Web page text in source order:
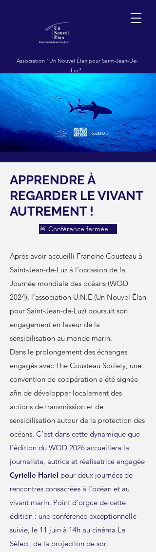
Association "Un Nouvel Élan pour Saint-Jean-De-
Luz"
APPRENDRE À
REGARDER LE VIVANT
AUTREMENT !
🚨 Conférence fermée
Après avoir accueilli Francine Cousteau à
Saint-Jean-de-Luz à l’occasion de la
Journée mondiale des océans (WOD
2024), l’association U.N.É (Un Nouvel Élan
pour Saint-Jean-de-Luz) poursuit son
engagement en faveur de la
sensibilisation au monde marin.
Dans le prolongement des échanges
engagés avec The Cousteau Society, une
convention de coopération a été signée
afin de développer localement des
actions de transmission et de
sensibilisation autour de la protection des
océans. C’est dans cette dynamique que
l’édition du WOD 2026 accueillera la
journaliste, autrice et réalisatrice engagée
Cyrielle Hariel pour deux journées de
rencontres consacrées à l’océan et au
vivant marin. Point d’orgue de cette
édition : une conférence exceptionnelle
suivie, le 11 juin à 14h au cinéma Le
Sélect, de la projection de son